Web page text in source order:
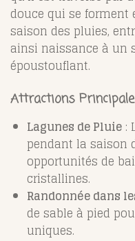
douce qui se forment
saison des pluies,
ainsi naissance à un
époustouflant.
Attractions
Lagunes de Pluie :
pendant la saison
opportunités de
cristallines.
Randonnée dans
de sable à pied
uniques.